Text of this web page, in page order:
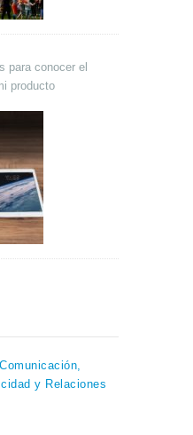
para conocer el
producto
y Relaciones